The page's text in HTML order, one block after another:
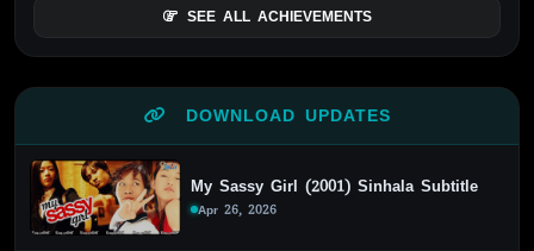
SEE ALL ACHIEVEMENTS
DOWNLOAD UPDATES
My Sassy Girl (2001) Sinhala Subtitle
Apr 26, 2026